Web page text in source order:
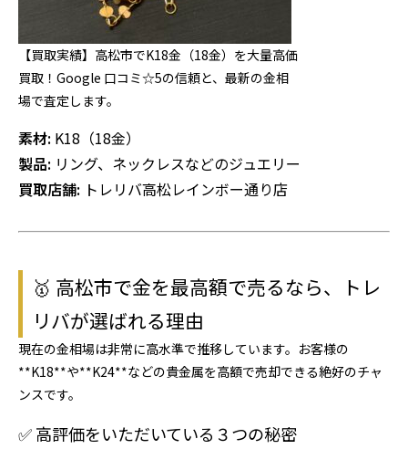
【買取実績】高松市でK18金（18金）を大量高価
買取！Google 口コミ☆5の信頼と、最新の金相
場で査定します。
素材: K18（18金）
製品: リング、ネックレスなどのジュエリー
買取店舗: トレリバ高松レインボー通り店
🥇 高松市で金を最高額で売るなら、トレ
リバが選ばれる理由
現在の金相場は非常に高水準で推移しています。お客様の
**K18**や**K24**などの貴金属を高額で売却できる絶好のチャ
ンスです。
✅ 高評価をいただいている３つの秘密